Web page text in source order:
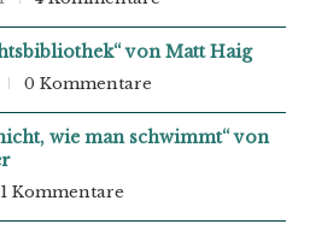
von Matt Haig
0 Kommentare
wie man schwimmt“ von
1 Kommentare